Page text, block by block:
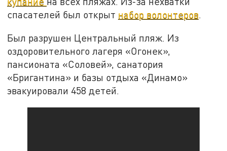
спасателей был открыт набор волонтеров.
Был разрушен Центральный пляж. Из
оздоровительного лагеря «Огонек»,
пансионата «Соловей», санатория
«Бригантина» и базы отдыха «Динамо»
эвакуировали 458 детей.